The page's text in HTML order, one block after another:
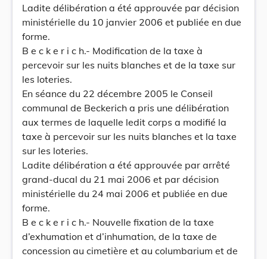
Ladite délibération a été approuvée par décision
ministérielle du 10 janvier 2006 et publiée en due
forme.
B e c k e r i c h.- Modification de la taxe à
percevoir sur les nuits blanches et de la taxe sur
les loteries.
En séance du 22 décembre 2005 le Conseil
communal de Beckerich a pris une délibération
aux termes de laquelle ledit corps a modifié la
taxe à percevoir sur les nuits blanches et la taxe
sur les loteries.
Ladite délibération a été approuvée par arrêté
grand-ducal du 21 mai 2006 et par décision
ministérielle du 24 mai 2006 et publiée en due
forme.
B e c k e r i c h.- Nouvelle fixation de la taxe
d’exhumation et d’inhumation, de la taxe de
concession au cimetière et au columbarium et de